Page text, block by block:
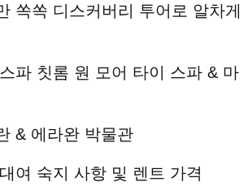
쏙쏙 디스커버리 투어로 알차게
파 칫롬 원 모어 타이 스파 & 마
& 에라완 박물관
여 숙지 사항 및 렌트 가격